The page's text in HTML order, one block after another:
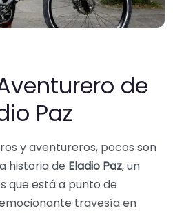
de
Paz
y aventureros, pocos son
historia de Eladio Paz, un
que está a punto de
travesía en